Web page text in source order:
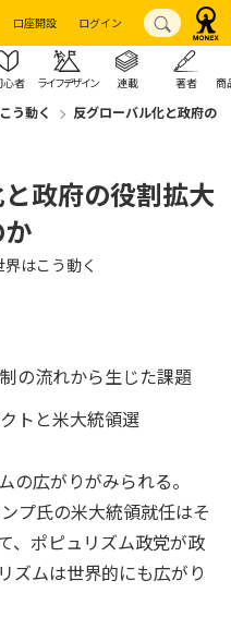
口座開設 ログイン
心者 ライフデザイン 連載 著者 商
う動く
反グローバル化と政府の
政府の役割拡大
はこう動く
の流れから生じた課題
トと米大統領選
の広がりがみられる。
プ氏の米大統領就任はそ
、ポピュリズム政党が政
ズムは世界的にも広がり